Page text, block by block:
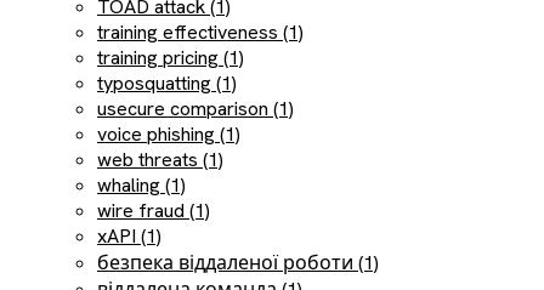
TOAD attack (1)
training effectiveness (1)
training pricing (1)
typosquatting (1)
usecure comparison (1)
voice phishing (1)
web threats (1)
whaling (1)
wire fraud (1)
xAPI (1)
безпека віддаленої роботи (1)